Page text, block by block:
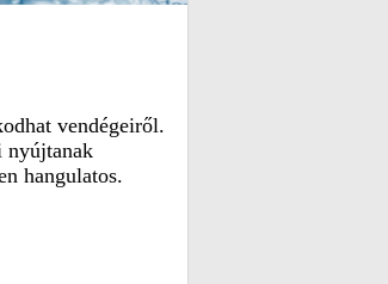
vendégeiről.
nyújtanak
hangulatos.